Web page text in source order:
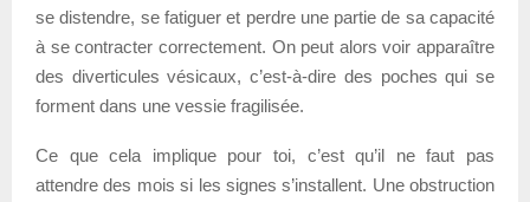
se distendre, se fatiguer et perdre une partie de sa capacité
à se contracter correctement. On peut alors voir apparaître
des diverticules vésicaux, c’est-à-dire des poches qui se
forment dans une vessie fragilisée.
Ce que cela implique pour toi, c’est qu’il ne faut pas
attendre des mois si les signes s’installent. Une obstruction